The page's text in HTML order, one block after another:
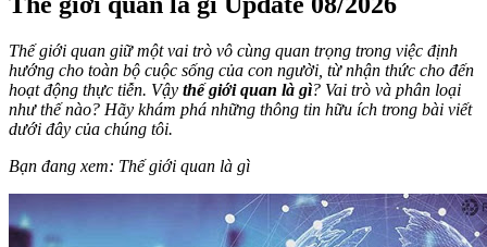
Thế giới quan giữ một vai trò vô cùng quan trọng trong việc định
hướng cho toàn bộ cuộc sống của con người, từ nhận thức cho đến
hoạt động thực tiễn. Vậy thế giới quan là gì? Vai trò và phân loại
như thế nào? Hãy khám phá những thông tin hữu ích trong bài viết
dưới đây của chúng tôi.
Bạn đang xem: Thế giới quan là gì